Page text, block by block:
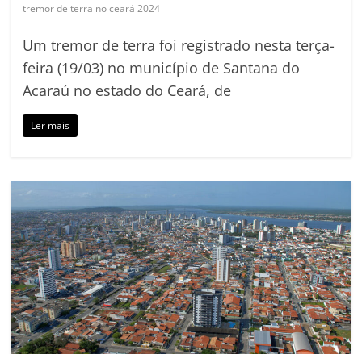
tremor de terra no ceará 2024
Um tremor de terra foi registrado nesta terça-
feira (19/03) no município de Santana do
Acaraú no estado do Ceará, de
Ler mais